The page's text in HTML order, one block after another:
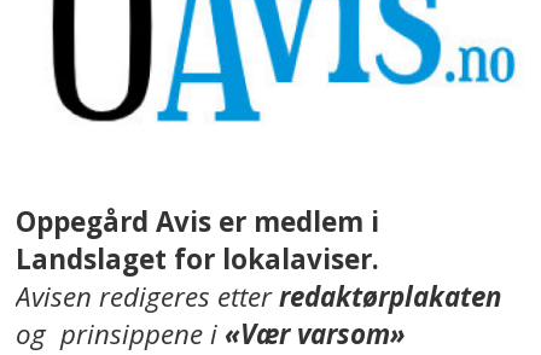
Oppegård Avis er medlem i
Landslaget for lokalaviser.
Avisen redigeres etterredaktørplakaten
og prinsippene i«Vær varsom»